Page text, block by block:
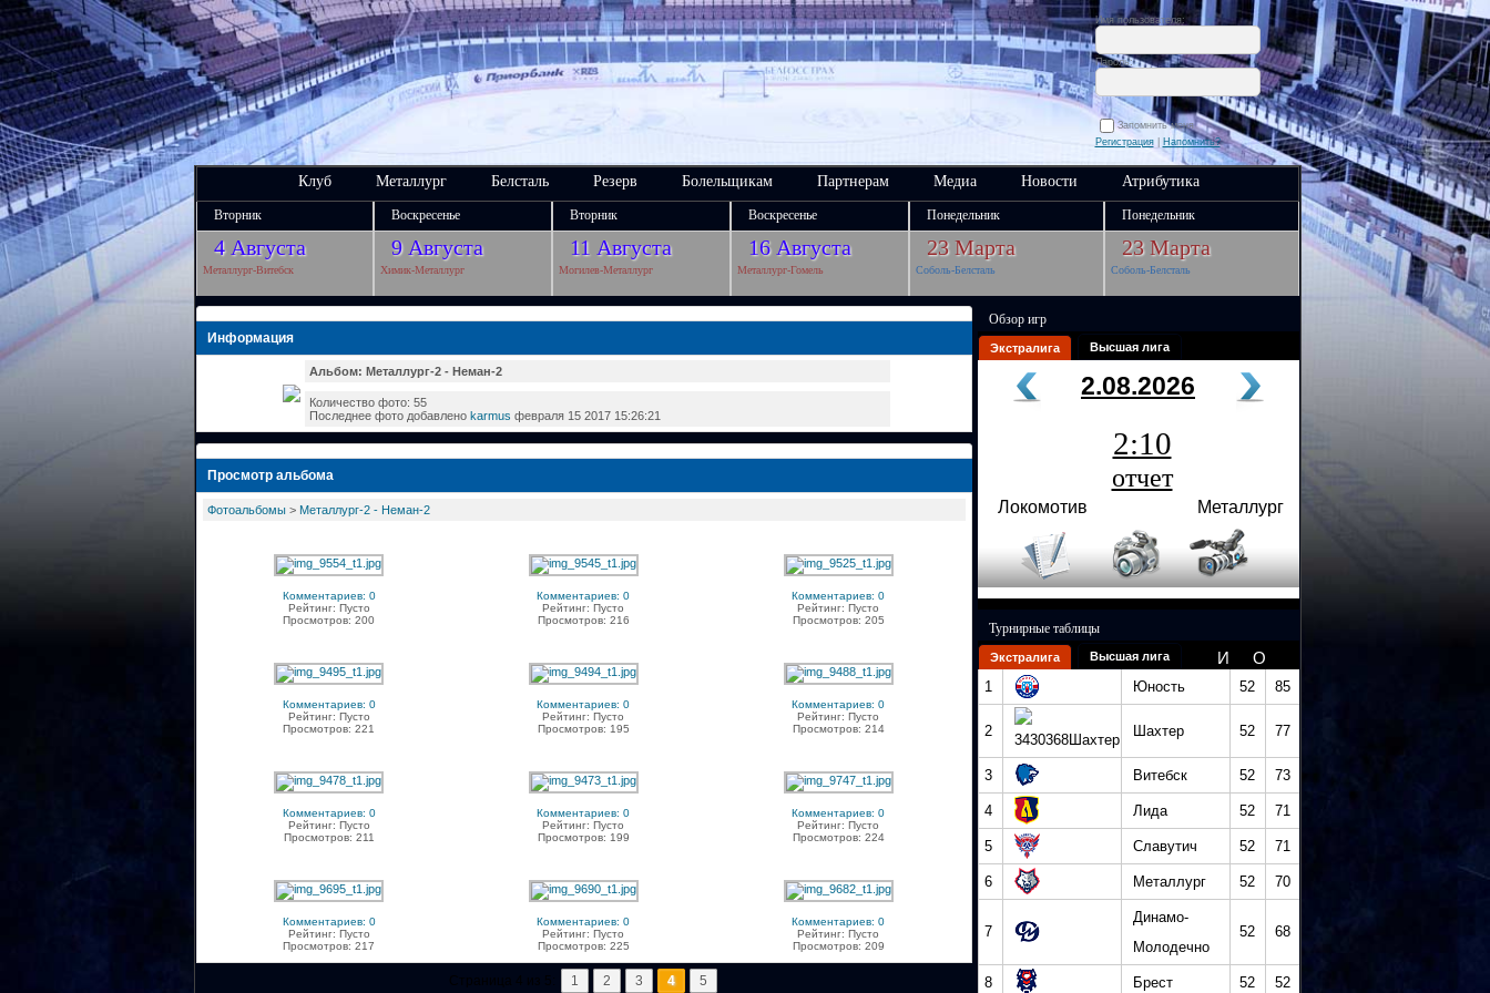
Имя пользователя:
Пароль:
Запомнить меня
Регистрация| Напомнить?
Клуб Металлург Белсталь Резерв Болельщикам Партнерам Медиа Новости Атрибутика
Вторник Воскресенье Вторник Воскресенье Понедельник Понедельник
4 Августа 9 Августа 11 Августа 16 Августа 23 Марта 23 Марта
Металлург-Витебск Химик-Металлург Могилев-Металлург Металлург-Гомель Соболь-Белсталь Соболь-Белсталь
Информация
Альбом: Металлург-2 - Неман-2
Количество фото: 55
Последнее фото добавлено karmus февраля 15 2017 15:26:21
Просмотр альбома
Фотоальбомы> Металлург-2 - Неман-2
Комментариев: 0
Рейтинг: Пусто
Просмотров: 200
Комментариев: 0
Рейтинг: Пусто
Просмотров: 216
Комментариев: 0
Рейтинг: Пусто
Просмотров: 205
Комментариев: 0
Рейтинг: Пусто
Просмотров: 221
Комментариев: 0
Рейтинг: Пусто
Просмотров: 195
Комментариев: 0
Рейтинг: Пусто
Просмотров: 214
Комментариев: 0
Рейтинг: Пусто
Просмотров: 211
Комментариев: 0
Рейтинг: Пусто
Просмотров: 199
Комментариев: 0
Рейтинг: Пусто
Просмотров: 224
Комментариев: 0
Рейтинг: Пусто
Просмотров: 217
Комментариев: 0
Рейтинг: Пусто
Просмотров: 225
Комментариев: 0
Рейтинг: Пусто
Просмотров: 209
1 2 3 4 5
Обзор игр
Экстралига Высшая лига
2.08.2026
2:10
отчет
Локомотив Металлург
Турнирные таблицы
Экстралига Высшая лига И О
1 Юность 52 85
2 Шахтер 52 77
3 Витебск 52 73
4 Лида 52 71
5 Славутич 52 71
6 Металлург 52 70
7
Динамо-
Молодечно
52 68
8 Брест 52 52